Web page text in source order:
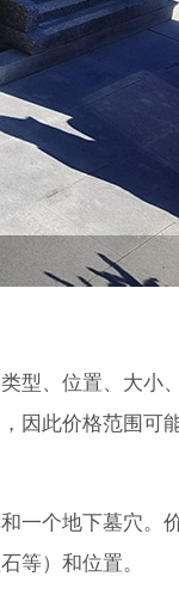
型、位置、大小
因此价格范围可
一个地下墓穴。
等）和位置。